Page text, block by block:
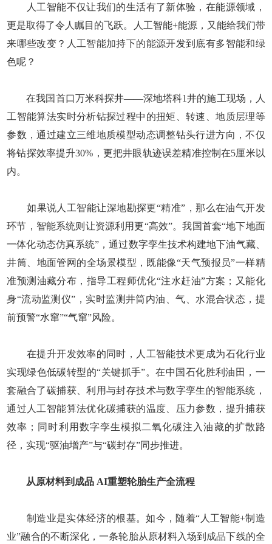
人工智能不仅让我们的生活有了新体验，在能源领域，
更是取得了令人瞩目的飞跃。人工智能+能源，又能给我们带
来哪些改变？人工智能加持下的能源开发到底有多智能和绿
色呢？
在我国首口万米科探井——深地塔科1井的施工现场，人
工智能算法实时分析钻探过程中的扭矩、转速、地质层理等
参数，通过建立三维地质模型动态调整钻头行进方向，不仅
将钻探效率提升30%，更把井眼轨迹误差精准控制在5厘米以
内。
如果说人工智能让深地勘探更“精准”，那么在油气开发
环节，智能系统则让资源利用更“高效”。我国首套“地下地面
一体化动态仿真系统”，通过数字孪生技术构建地下油气藏、
井筒、地面管网的全场景模型，既能像“天气预报员”一样精
准预测油藏分布，指导工程师优化“注水赶油”方案；又能化
身“流动监测仪”，实时监测井筒内油、气、水混合状态，提
前预警“水窜”“气窜”风险。
在提升开发效率的同时，人工智能技术更成为石化行业
实现绿色低碳转型的“关键抓手”。在中国石化胜利油田，一
套融合了碳捕获、利用与封存技术与数字孪生的智能系统，
通过人工智能算法优化碳捕获的温度、压力参数，提升捕获
效率；同时利用数字孪生模拟二氧化碳注入油藏的扩散路
径，实现“驱油增产”与“碳封存”同步推进。
从原材料到成品 AI重塑轮胎生产全流程
制造业是实体经济的根基。如今，随着“人工智能+制造
业”融合的不断深化，一条轮胎从原材料入场到成品下线的全